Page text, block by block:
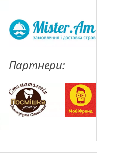
Партнери: